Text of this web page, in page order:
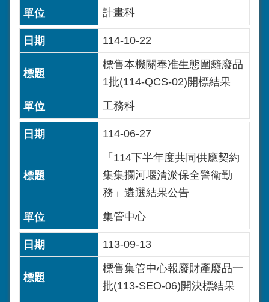
計畫科
114-10-22
標售本機關奉准生態圍籬廢品
1批(114-QCS-02)開標結果
工務科
114-06-27
「114下半年度共同供應契約
集集攔河堰清淤保全警衛勤
務」遴選結果公告
集管中心
113-09-13
標售集管中心報廢財產廢品一
批(113-SEO-06)開決標結果